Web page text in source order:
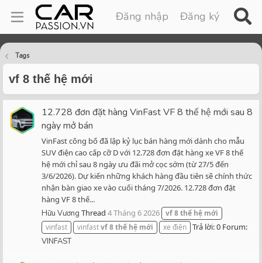
Đăng nhập Đăng ký
Tags
vf 8 thế hệ mới
12.728 đơn đặt hàng VinFast VF 8 thế hệ mới sau 8
ngày mở bán
VinFast công bố đã lập kỷ lục bán hàng mới dành cho mẫu
SUV điện cao cấp cỡ D với 12.728 đơn đặt hàng xe VF 8 thế
hệ mới chỉ sau 8 ngày ưu đãi mở cọc sớm (từ 27/5 đến
3/6/2026). Dự kiến những khách hàng đầu tiên sẽ chính thức
nhận bàn giao xe vào cuối tháng 7/2026. 12.728 đơn đặt
hàng VF 8 thế...
Hữu Vương Thread 4 Tháng 6 2026 vf8thế hệ mới
vinfast
vinfastvf8thế hệ mới xe điện Trả lời: 0 Forum:
VINFAST